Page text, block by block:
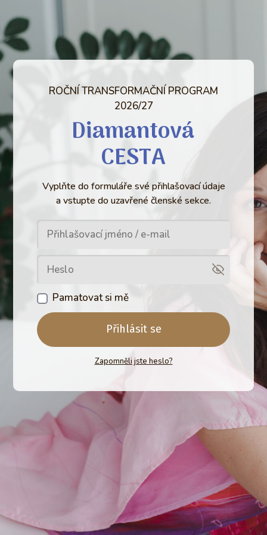
ROČNÍ TRANSFORMAČNÍ PROGRAM
2026/27
Diamantová
CESTA
Vyplňte do formuláře své přihlašovací údaje
a vstupte do uzavřené členské sekce.
Pamatovat si mě
Přihlásit se
Zapomněli jste heslo?